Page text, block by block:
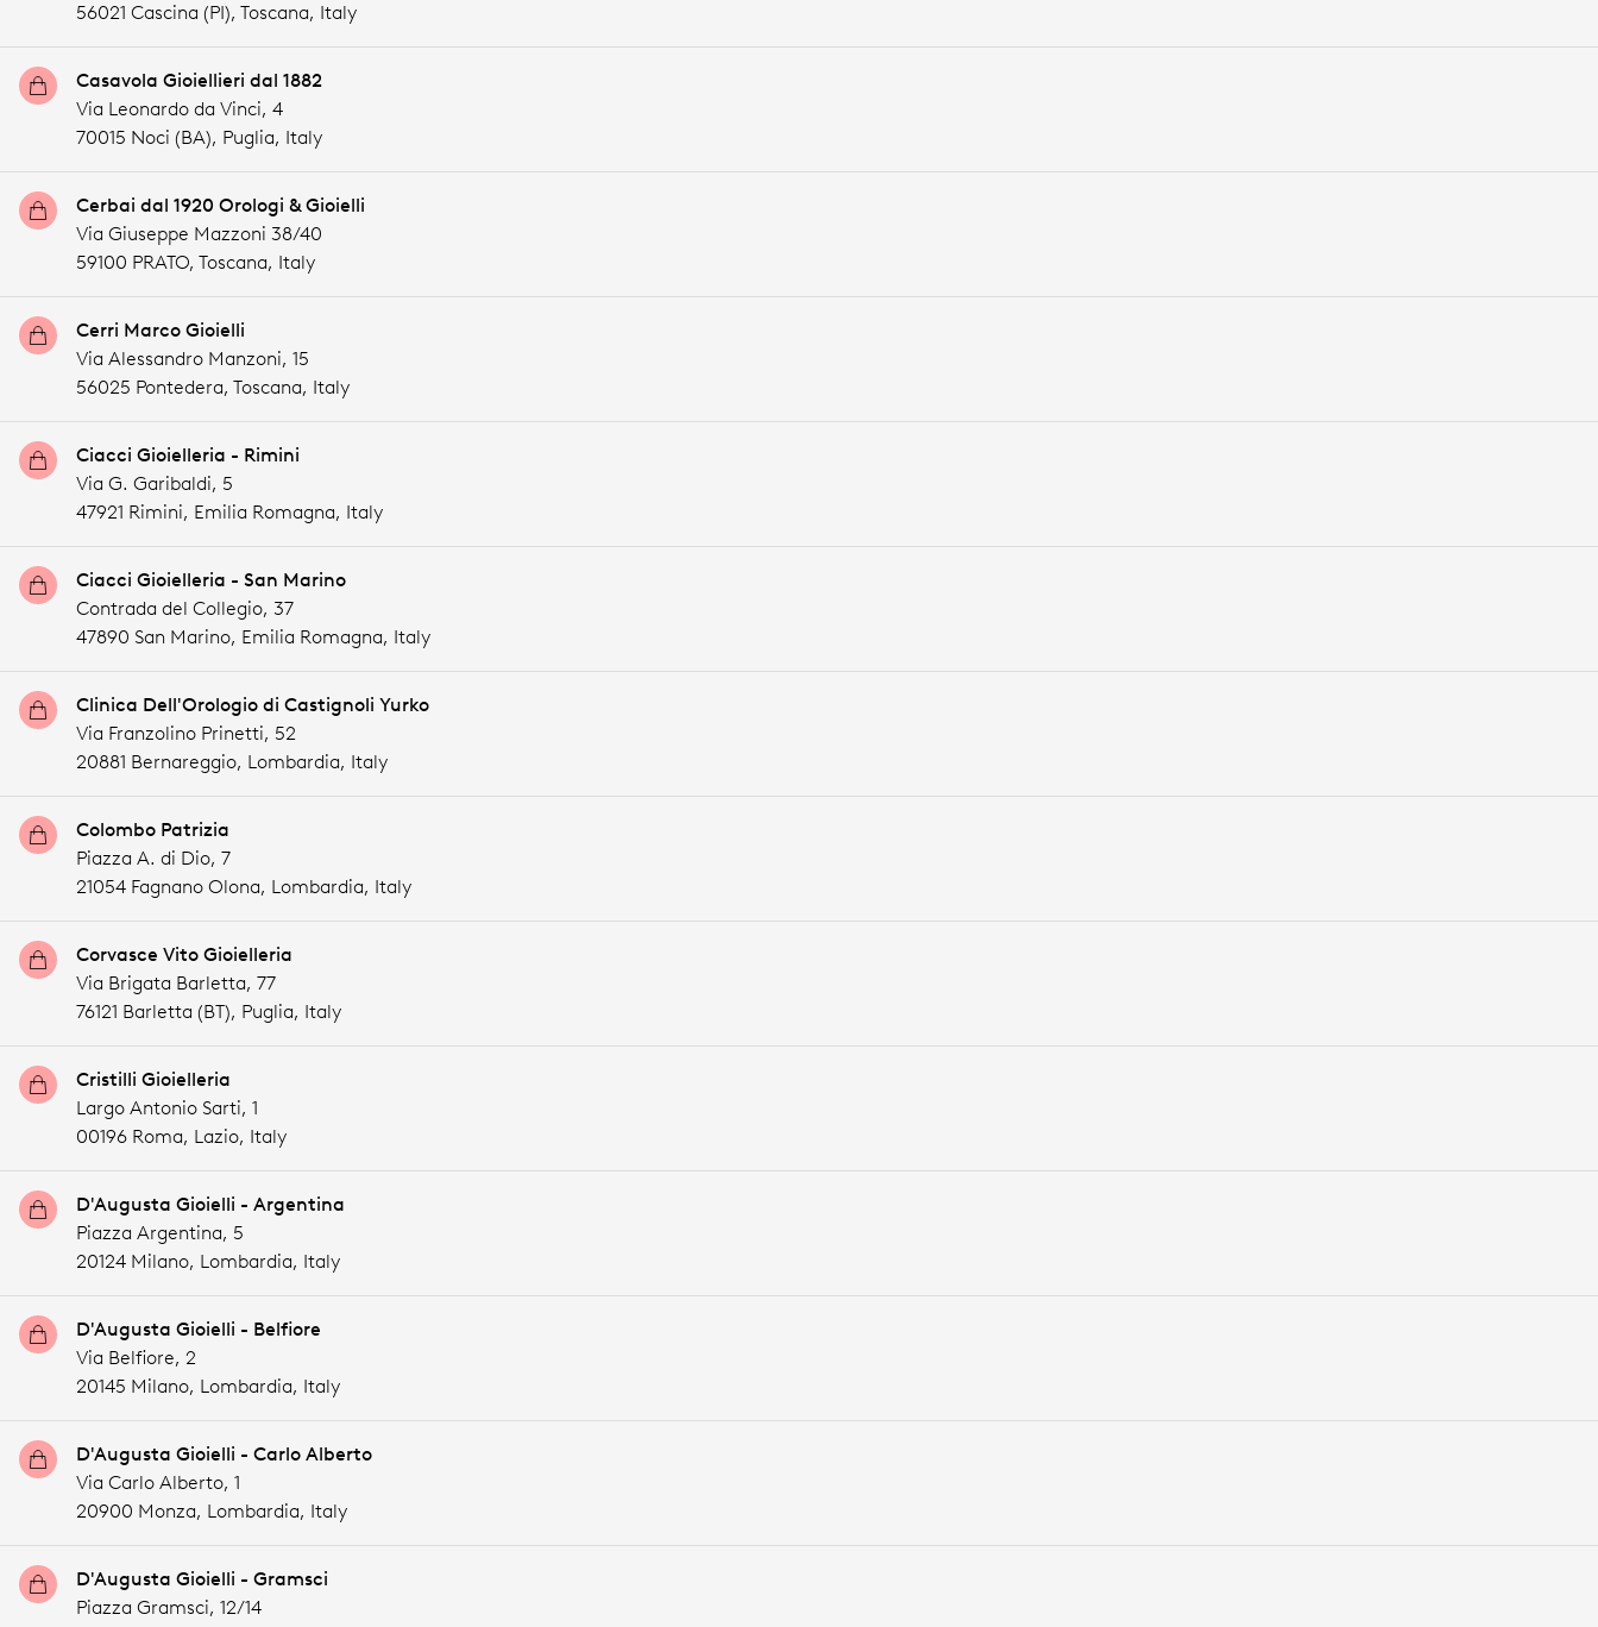
56021 Cascina (PI), Toscana, Italy
Casavola Gioiellieri dal 1882
Via Leonardo da Vinci, 4
70015 Noci (BA), Puglia, Italy
Cerbai dal 1920 Orologi & Gioielli
Via Giuseppe Mazzoni 38/40
59100 PRATO, Toscana, Italy
Cerri Marco Gioielli
Via Alessandro Manzoni, 15
56025 Pontedera, Toscana, Italy
Ciacci Gioielleria - Rimini
Via G. Garibaldi, 5
47921 Rimini, Emilia Romagna, Italy
Ciacci Gioielleria - San Marino
Contrada del Collegio, 37
47890 San Marino, Emilia Romagna, Italy
Clinica Dell'Orologio di Castignoli Yurko
Via Franzolino Prinetti, 52
20881 Bernareggio, Lombardia, Italy
Colombo Patrizia
Piazza A. di Dio, 7
21054 Fagnano Olona, Lombardia, Italy
Corvasce Vito Gioielleria
Via Brigata Barletta, 77
76121 Barletta (BT), Puglia, Italy
Cristilli Gioielleria
Largo Antonio Sarti, 1
00196 Roma, Lazio, Italy
D'Augusta Gioielli - Argentina
Piazza Argentina, 5
20124 Milano, Lombardia, Italy
D'Augusta Gioielli - Belfiore
Via Belfiore, 2
20145 Milano, Lombardia, Italy
D'Augusta Gioielli - Carlo Alberto
Via Carlo Alberto, 1
20900 Monza, Lombardia, Italy
D'Augusta Gioielli - Gramsci
Piazza Gramsci, 12/14